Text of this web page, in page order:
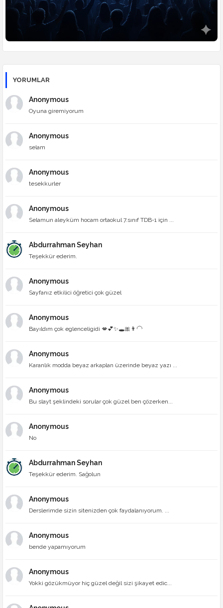
YORUMLAR
Anonymous
Oyuna giremiyorum
Anonymous
selam
Anonymous
tesekkurler
Anonymous
Selamun aleyküm hocam ortaokul 7.sınıf TDB-1 için ...
Abdurrahman Seyhan
Teşekkür ederim.
Anonymous
Sayfanız etkilici öğretici çok güzel
Anonymous
Bayıldım çok eglenceligidi 💋💕✨🕳🎀👨‍🦲
Anonymous
Karanlık modda beyaz arkaplan üzerinde beyaz yazı ...
Anonymous
Bu slayt şeklindeki sorular çok güzel ben çözerken...
Anonymous
No
Abdurrahman Seyhan
Teşekkür ederim. Sağolun
Anonymous
Derslerimde sizin sitenizden çok faydalanıyorum. ...
Anonymous
bende yapamıyorum
Anonymous
Yokki gözükmüyor hiç güzel değil sizi şikayet edic...